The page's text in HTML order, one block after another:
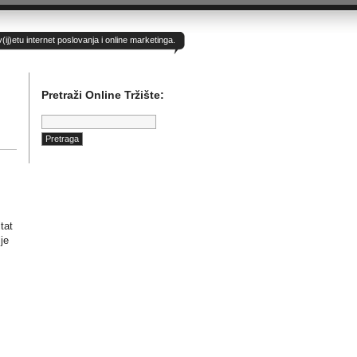
internet poslovanja i online marketinga.
Pretraži Online Tržište:
Pretraga: